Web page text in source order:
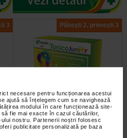
necesare pentru funcționarea acestui
ajută să înțelegem cum se navighează
modului în care funcționează site-
fie mai exacte în cazul căutărilor,
nostru. Partenerii noștri folosesc
publicitate personalizată pe baza
3 Plătești 2, primești 3
Tonico junior 10 monodoze, 12
ml, Benesio